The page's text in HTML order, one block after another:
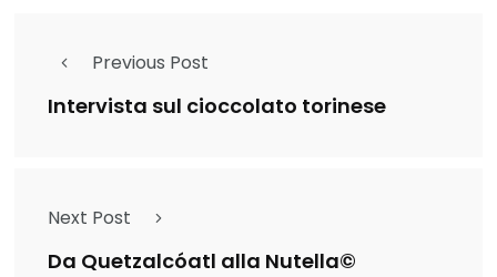
Previous Post
Intervista sul cioccolato torinese
Next Post
Da Quetzalcóatl alla Nutella©